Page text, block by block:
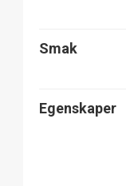
Smak
Egenskaper